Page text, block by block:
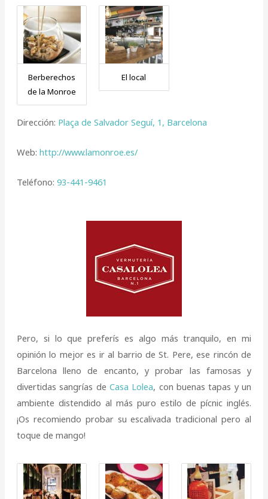
Berberechos
de la Monroe
El local
Dirección: Plaça de Salvador Seguí, 1, Barcelona
Web: http://www.lamonroe.es/
Teléfono: 93-441-9461
Pero, si lo que preferís es algo más tranquilo, en mi
opinión lo mejor es ir al barrio de St. Pere, ese rincón de
Barcelona lleno de encanto, y probar las famosas y
divertidas sangrías de Casa Lolea, con buenas tapas y un
ambiente distendido al más puro estilo de pícnic inglés.
¡Os recomiendo probar su escalivada tradicional pero al
toque de mango!